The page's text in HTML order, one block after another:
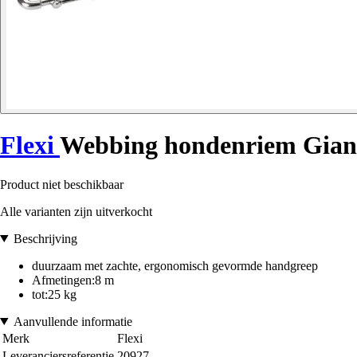
FlexiWebbing hondenriem
Product niet beschikbaar
Alle varianten zijn uitverkocht
Beschrijving
duurzaam met zachte, ergonomisch gevormde handgreep
Afmetingen:8 m
tot:25 kg
Aanvullende informatie
Merk
Flexi